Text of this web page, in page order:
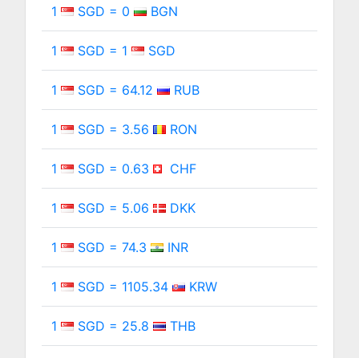
1 SGD = 0 BGN
1 SGD = 1 SGD
1 SGD = 64.12 RUB
1 SGD = 3.56 RON
1 SGD = 0.63 CHF
1 SGD = 5.06 DKK
1 SGD = 74.3 INR
1 SGD = 1105.34 KRW
1 SGD = 25.8 THB